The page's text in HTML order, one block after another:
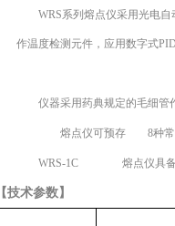
WRS系列熔点仪采用光电
作温度检测元件，应用数字式
仪器采用药典规定的毛细管
熔点仪可预存 8种
WRS-1C 熔点仪具
【技术参数】